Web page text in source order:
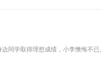
同学取得理想成绩，小李懊悔不已